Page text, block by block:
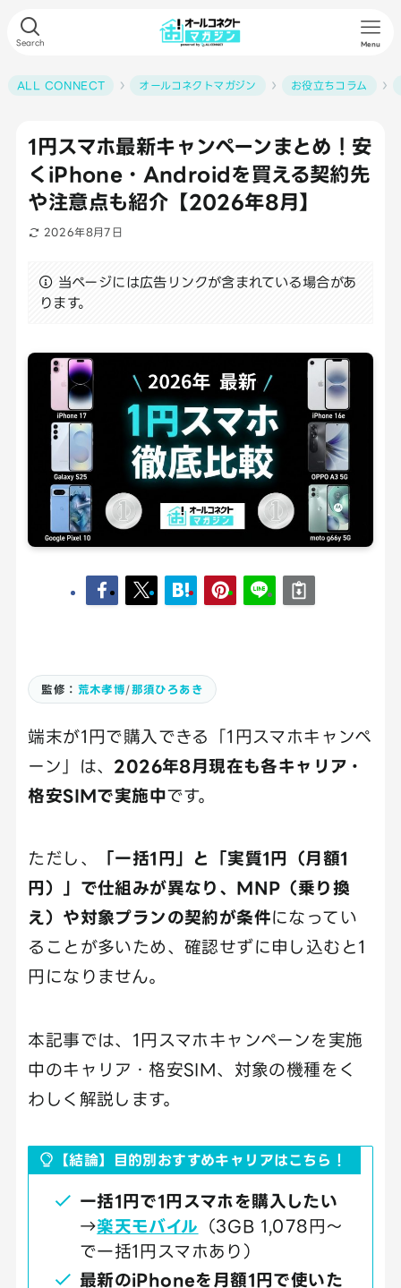
Search Menu
ALL CONNECT オールコネクトマガジン お役立ちコラム
1円スマホ最新キャンペーンまとめ！安
くiPhone・Androidを買える契約先
や注意点も紹介【2026年8月】
2026年8月7日
当ページには広告リンクが含まれている場合があ
ります。
監修： 荒木孝博/那須ひろあき
端末が1円で購入できる「1円スマホキャンペ
ーン」は、 2026年8月現在も各キャリア・
格安SIMで実施中です。
ただし、
「一括1円」と「実質1円（月額1
円）」で仕組みが異なり、MNP（乗り換
え）や対象プランの契約が条件になってい
ることが多いため、確認せずに申し込むと1
円になりません。
本記事では、1円スマホキャンペーンを実施
中のキャリア・格安SIM、対象の機種をく
わしく解説します。
【結論】目的別おすすめキャリアはこちら！
一括1円で1円スマホを購入したい
→楽天モバイル （3GB 1,078円～
で一括1円スマホあり）
最新のiPhoneを月額1円で使いた